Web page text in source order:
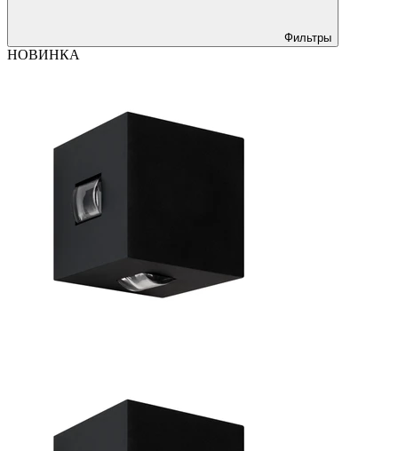
Фильтры
НОВИНКА